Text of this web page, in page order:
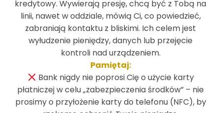
pewne, że na Twoim koncie bankowym jest
zalogowany oszust.
Jeśli podejrzewasz, że zostałeś oszukany,
natychmiast przerwij transakcję i skontaktuj
W szczególności zachęcamy do zapoznania się z
artykułem umieszczonym na oficjalnej stronie
kredytowy. Wywierają presję, chcą być z Tobą na
linii, nawet w oddziale, mówią Ci, co powiedzieć,
zabraniają kontaktu z bliskimi. Ich celem jest
wyłudzenie pieniędzy, danych lub przejęcie
kontroli nad urządzeniem.
Pamiętaj:
Bank nigdy nie poprosi Cię o użycie karty
płatniczej w celu „zabezpieczenia środków” – nie
prosimy o przyłożenie karty do telefonu (NFC), by